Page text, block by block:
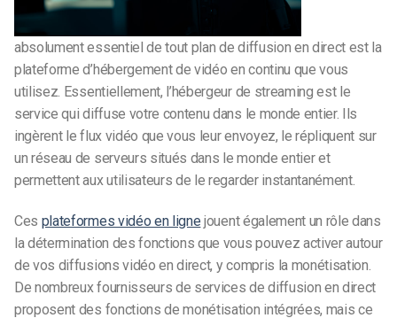
absolument essentiel de tout plan de diffusion en direct est la
plateforme d’hébergement de vidéo en continu que vous
utilisez. Essentiellement, l’hébergeur de streaming est le
service qui diffuse votre contenu dans le monde entier. Ils
ingèrent le flux vidéo que vous leur envoyez, le répliquent sur
un réseau de serveurs situés dans le monde entier et
permettent aux utilisateurs de le regarder instantanément.
Ces plateformes vidéo en ligne jouent également un rôle dans
la détermination des fonctions que vous pouvez activer autour
de vos diffusions vidéo en direct, y compris la monétisation.
De nombreux fournisseurs de services de diffusion en direct
proposent des fonctions de monétisation intégrées, mais ce